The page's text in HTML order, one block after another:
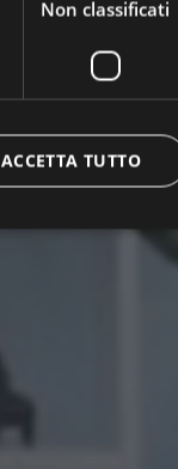
Non classificati
ACCETTA TUTTO